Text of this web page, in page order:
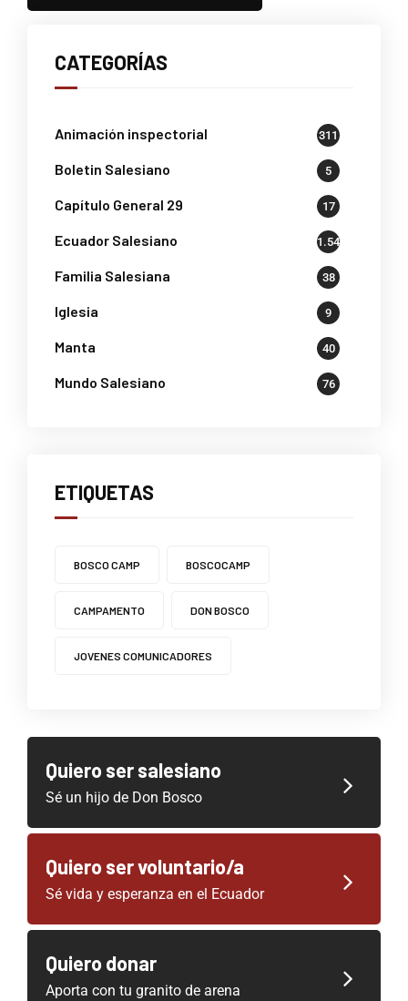
CATEGORÍAS
Animación inspectorial 311
Boletin Salesiano 5
Capítulo General 29 17
Ecuador Salesiano 1.541
Familia Salesiana 38
Iglesia 9
Manta 40
Mundo Salesiano 76
ETIQUETAS
BOSCO CAMP BOSCOCAMP
CAMPAMENTO DON BOSCO
JOVENES COMUNICADORES
Quiero ser salesiano
Sé un hijo de Don Bosco
Quiero ser voluntario/a
Sé vida y esperanza en el Ecuador
Quiero donar
Aporta con tu granito de arena